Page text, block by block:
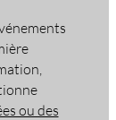
ou des